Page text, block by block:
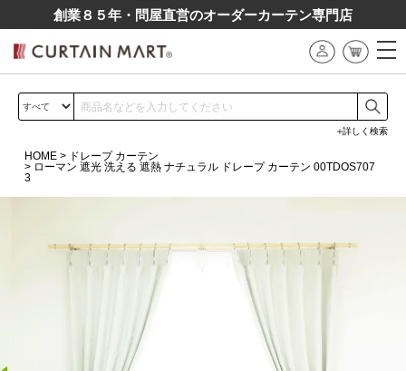
創業８５年・問屋直営のオーダーカーテン専⾨店
詳しく検索
HOME
ドレープ カーテン
ローマン 遮光 洗える 遮熱 ナチュラル ドレープ カーテン 00TDOS707
3